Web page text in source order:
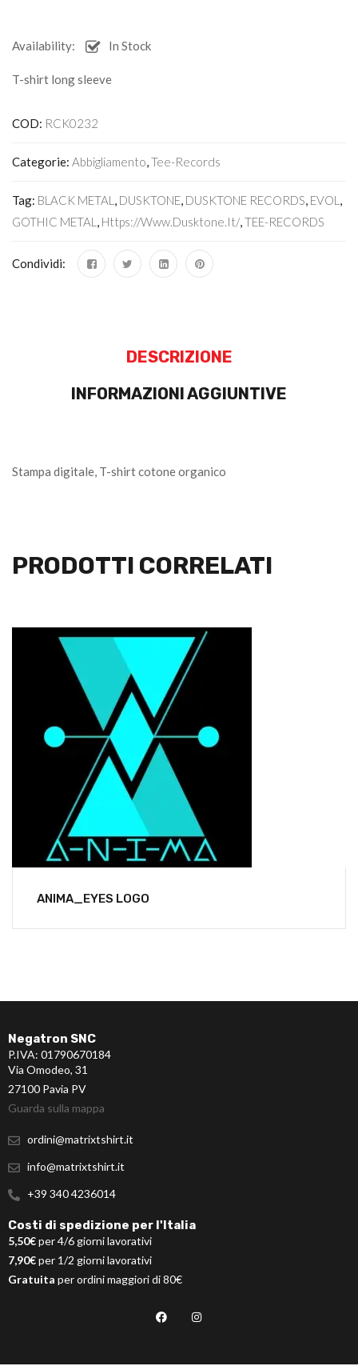
Availability: In Stock
T-shirt long sleeve
COD: RCK0232
Categorie: Abbigliamento,Tee-Records
Tag: BLACK METAL , DUSKTONE, DUSKTONE RECORDS, EVOL ,
GOTHIC METAL , Https://www.dusktone.it/,TEE-RECORDS
Condividi:
DESCRIZIONE
INFORMAZIONI AGGIUNTIVE
Stampa digitale, T-shirt cotone organico
PRODOTTI CORRELATI
ANIMA_EYES LOGO
Negatron SNC
P.IVA: 01790670184
Via Omodeo, 31
27100 Pavia PV
Guarda sulla mappa
ordini@matrixtshirt.it
info@matrixtshirt.it
+39 340 4236014
Costi di spedizione per l'Italia
5,50€per 4/6 giorni lavorativi
7,90€per 1/2 giorni lavorativi
Gratuita per ordini maggiori di 80€